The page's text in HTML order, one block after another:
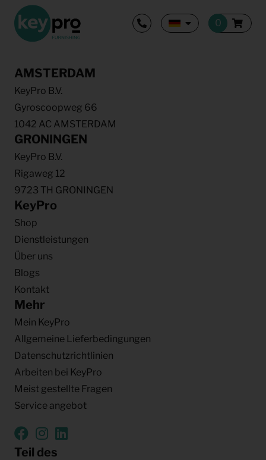
AMSTERDAM
KeyPro B.V.
Gyroscoopweg 66
1042 AC AMSTERDAM
GRONINGEN
KeyPro B.V.
Rigaweg 12
9723 TH GRONINGEN
KeyPro
Shop
Dienstleistungen
Über uns
Blogs
Kontakt
Mehr
Mein KeyPro
Allgemeine Lieferbedingungen
Datenschutzrichtlinien
Arbeiten bei KeyPro
Meist gestellte Fragen
Service angebot
Teil des